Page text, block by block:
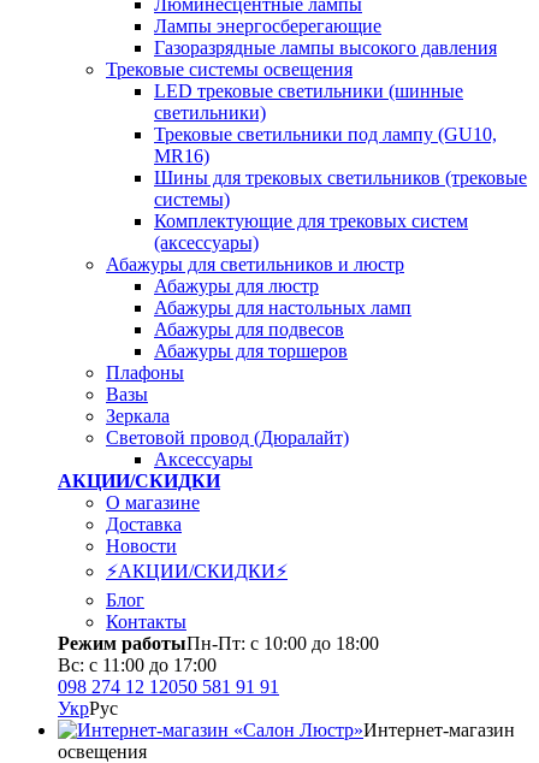
Люминесцентные лампы
Лампы энергосберегающие
Газоразрядные лампы высокого давления
Трековые системы освещения
LED трековые светильники (шинные
светильники)
Трековые светильники под лампу (GU10,
MR16)
Шины для трековых светильников (трековые
системы)
Комплектующие для трековых систем
(аксессуары)
Абажуры для светильников и люстр
Абажуры для люстр
Абажуры для настольных ламп
Абажуры для подвесов
Абажуры для торшеров
Плафоны
Вазы
Зеркала
Световой провод (Дюралайт)
Аксессуары
АКЦИИ/СКИДКИ
О магазине
Доставка
Новости
⚡АКЦИИ/СКИДКИ⚡
Блог
Контакты
Режим работыПн-Пт: с 10:00 до 18:00
Вс: с 11:00 до 17:00
098 274 12 12050 581 91 91
УкрРус
Интернет-магазин
освещения